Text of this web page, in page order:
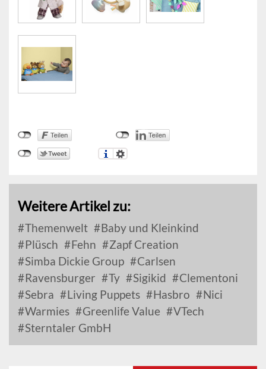
Weitere Artikel zu:
Themenwelt
Baby und Kleinkind
Plüsch
Fehn
Zapf Creation
Simba Dickie Group
Carlsen
Ravensburger
Ty Sigikid
Clementoni
Sebra
Living Puppets Hasbro
Nici
Warmies
Greenlife Value
VTech
Sterntaler GmbH